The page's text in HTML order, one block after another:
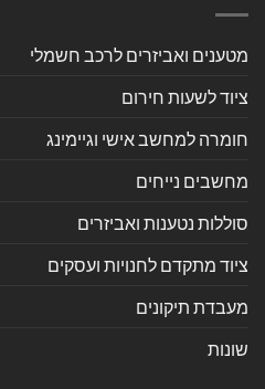
מטענים ואביזרים לרכב חשמלי
ציוד לשעות חירום
חומרה למחשב אישי וגיימינג
מחשבים נייחים
סוללות נטענות ואביזרים
ציוד מתקדם לחנויות ועסקים
מעבדת תיקונים
שונות